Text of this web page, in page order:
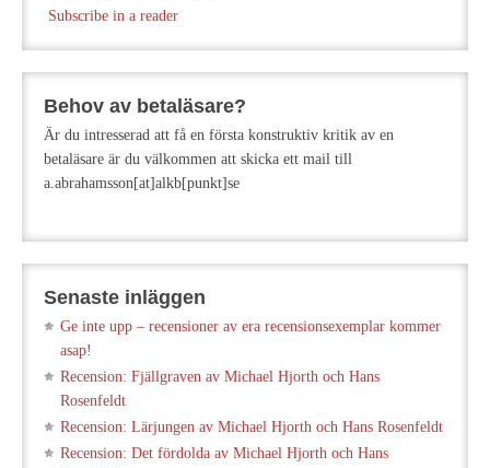
Subscribe in a reader
Behov av betaläsare?
Är du intresserad att få en första konstruktiv kritik av en
betaläsare är du välkommen att skicka ett mail till
a.abrahamsson[at]alkb[punkt]se
Senaste inläggen
Ge inte upp – recensioner av era recensionsexemplar kommer
asap!
Recension: Fjällgraven av Michael Hjorth och Hans
Rosenfeldt
Recension: Lärjungen av Michael Hjorth och Hans Rosenfeldt
Recension: Det fördolda av Michael Hjorth och Hans